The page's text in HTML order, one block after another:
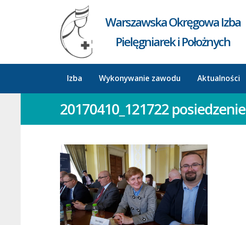
Warszawska Okręgowa Izba
Pielęgniarek i Położnych
Izba Wykonywanie zawodu Aktualności
20170410_121722 posiedzenie